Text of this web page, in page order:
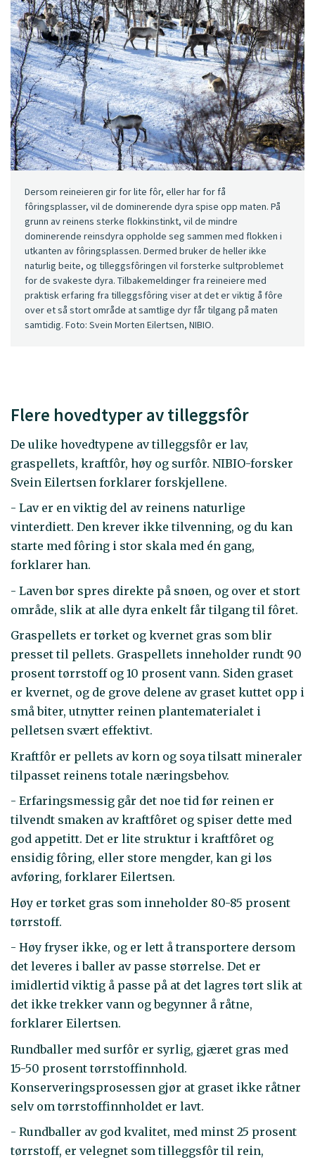
Dersom reineieren gir for lite fôr, eller har for få
fôringsplasser, vil de dominerende dyra spise opp maten. På
grunn av reinens sterke flokkinstinkt, vil de mindre
dominerende reinsdyra oppholde seg sammen med flokken i
utkanten av fôringsplassen. Dermed bruker de heller ikke
naturlig beite, og tilleggsfôringen vil forsterke sultproblemet
for de svakeste dyra. Tilbakemeldinger fra reineiere med
praktisk erfaring fra tilleggsfôring viser at det er viktig å fôre
over et så stort område at samtlige dyr får tilgang på maten
samtidig. Foto: Svein Morten Eilertsen, NIBIO.
Flere hovedtyper av tilleggsfôr
De ulike hovedtypene av tilleggsfôr er lav,
graspellets, kraftfôr, høy og surfôr. NIBIO-forsker
Svein Eilertsen forklarer forskjellene.
- Lav er en viktig del av reinens naturlige
vinterdiett. Den krever ikke tilvenning, og du kan
starte med fôring i stor skala med én gang,
forklarer han.
- Laven bør spres direkte på snøen, og over et stort
område, slik at alle dyra enkelt får tilgang til fôret.
Graspellets er tørket og kvernet gras som blir
presset til pellets. Graspellets inneholder rundt 90
prosent tørrstoff og 10 prosent vann. Siden graset
er kvernet, og de grove delene av graset kuttet opp i
små biter, utnytter reinen plantematerialet i
pelletsen svært effektivt.
Kraftfôr er pellets av korn og soya tilsatt mineraler
tilpasset reinens totale næringsbehov.
- Erfaringsmessig går det noe tid før reinen er
tilvendt smaken av kraftfôret og spiser dette med
god appetitt. Det er lite struktur i kraftfôret og
ensidig fôring, eller store mengder, kan gi løs
avføring, forklarer Eilertsen.
Høy er tørket gras som inneholder 80-85 prosent
tørrstoff.
- Høy fryser ikke, og er lett å transportere dersom
det leveres i baller av passe størrelse. Det er
imidlertid viktig å passe på at det lagres tørt slik at
det ikke trekker vann og begynner å råtne,
forklarer Eilertsen.
Rundballer med surfôr er syrlig, gjæret gras med
15-50 prosent tørrstoffinnhold.
Konserveringsprosessen gjør at graset ikke råtner
selv om tørrstoffinnholdet er lavt.
- Rundballer av god kvalitet, med minst 25 prosent
tørrstoff, er velegnet som tilleggsfôr til rein,